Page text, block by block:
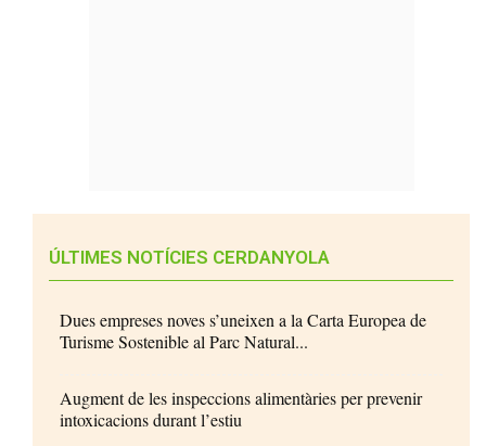
ÚLTIMES NOTÍCIES CERDANYOLA
Dues empreses noves s’uneixen a la Carta Europea de
Turisme Sostenible al Parc Natural...
Augment de les inspeccions alimentàries per prevenir
intoxicacions durant l’estiu